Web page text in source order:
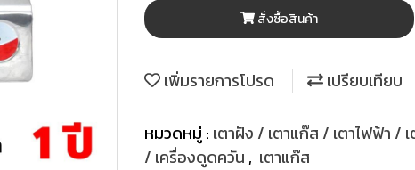
สั่งซื้อสินค้า
เพิ่มรายการโปรด เปรียบเทียบ
หมวดหมู่ : เตาฝัง / เตาแก๊ส / เตาไฟฟ้า /
/ เครื่องดูดควัน , เตาแก๊ส